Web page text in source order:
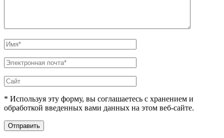
* Используя эту форму, вы соглашаетесь с хранением и
обработкой введенных вами данных на этом веб-сайте.